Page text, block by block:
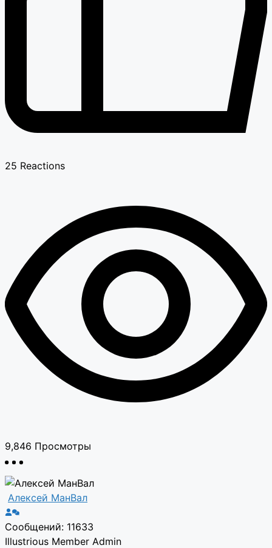
25 Reactions
9,846 Просмотры
Алексей МанВал
Сообщений: 11633
Illustrious Member Admin